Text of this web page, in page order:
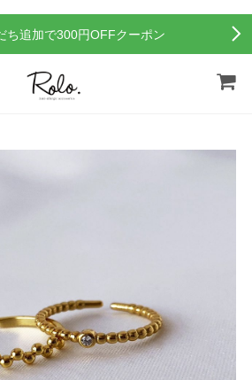
ち追加で300円OFFクーポン